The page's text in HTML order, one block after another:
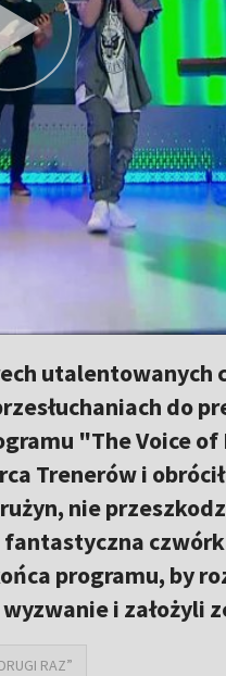
utalentowanych
do
"The Voice
Trenerów i
nie
programu, by
i założyli
RAZ”